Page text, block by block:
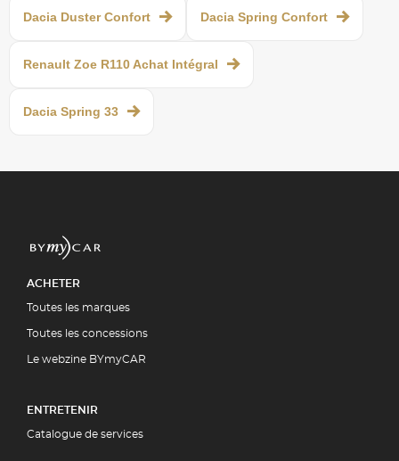
Dacia Duster Confort Dacia Spring Confort
Renault Zoe R110 Achat Intégral
Dacia Spring 33
ACHETER
Toutes les marques
Toutes les concessions
Le webzine BYmyCAR
ENTRETENIR
Catalogue de services